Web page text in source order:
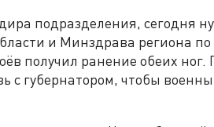
подразделения, сегодня
и Минздрава региона
получил ранение обеих
с губернатором, чтобы